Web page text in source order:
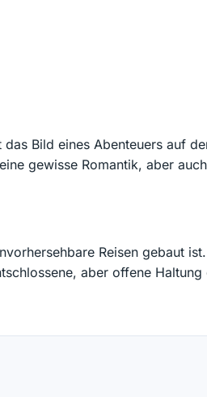
Bild eines Abenteuers auf
gewisse Romantik, aber
Reisen gebaut
aber offene Haltung